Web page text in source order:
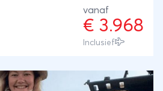
vanaf
€ 3.968
Inclusief